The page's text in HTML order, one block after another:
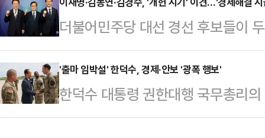
르면 각 후보는 2차 경선에서는 책
사를 각각 50%씩 반영해 결선 후
포섭…
드러나지 않았다는 아쉬운 반응이
보여줄 것이란 관측이 나온다.국민
당사에서 열린 2차 경선 토론회 미
정했다. 김문수 후보는 한동훈 후보
다. 한동훈 후보와 홍준표 후보는
에서는 비전과 …
더불어민주당 대선 경선 후보들이
을 벌였다. 이재명 후보는 취임 직
급한지 의문"이라고 했고, 김동연
일화 과정에서 개헌을 약속한 것을
이었다"고 맞받았다.이재명·김경
'출마 임박설' 한덕수, 경제·안보 '광폭 행보'
한덕수 대통령 권한대행 국무총리
측이 정치권 일각에서 나오고 있는